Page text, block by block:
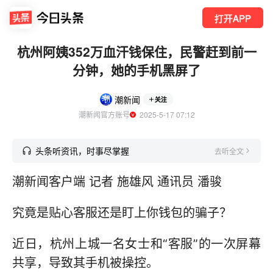
打开APP
杭州阿姨352万血汗钱保住，民警赶到前一
分钟，她的手机黑屏了
潮新闻 关注
潮新闻官方账号
  2025-5-17 07:12
头条听资讯，时事尽掌握 去听全文
潮新闻客户端 记者 施雄风 通讯员 潘骏
究竟是贴心客服还是盯上你钱包的骗子？
近日，杭州上城一名女士和“客服”的一次屏幕
共享，导致其手机被操控。